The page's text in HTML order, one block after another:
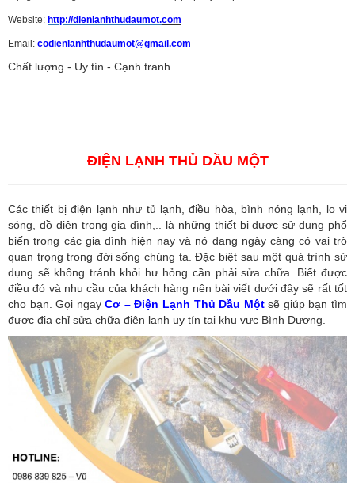
Website: http://dienlanhthudaumot.com
Email: codienlanhthudaumot@gmail.com
Chất lượng - Uy tín - Cạnh tranh
ĐIỆN LẠNH THỦ DẦU MỘT
Các thiết bị điện lạnh như tủ lạnh, điều hòa, bình nóng lạnh, lo vi
sóng, đồ điện trong gia đình,.. là những thiết bị được sử dụng phổ
biến trong các gia đình hiện nay và nó đang ngày càng có vai trò
quan trọng trong đời sống chúng ta. Đặc biệt sau một quá trình sử
dụng sẽ không tránh khỏi hư hỏng cần phải sửa chữa. Biết được
điều đó và nhu cầu của khách hàng nên bài viết dưới đây sẽ rất tốt
cho bạn. Gọi ngayCơ – Điện Lạnh Thủ Dầu Một sẽ giúp bạn tìm
được địa chỉ sửa chữa điện lạnh uy tín tại khu vực Bình Dương.